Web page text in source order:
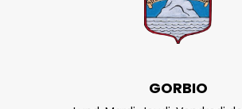
GORBIO